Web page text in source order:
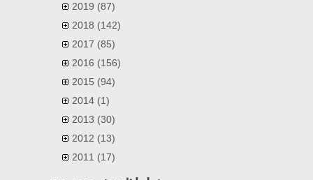
2019 (87)
2018 (142)
2017 (85)
2016 (156)
2015 (94)
2014 (1)
2013 (30)
2012 (13)
2011 (17)